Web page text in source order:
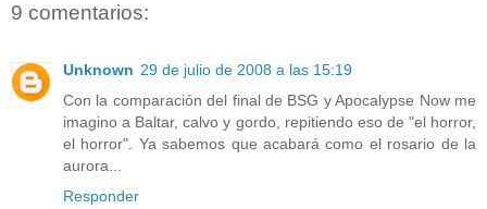
9 comentarios:
Unknown 29 de julio de 2008 a las 15:19
Con la comparación del final de BSG y Apocalypse Now me
imagino a Baltar, calvo y gordo, repitiendo eso de "el horror,
el horror". Ya sabemos que acabará como el rosario de la
aurora...
Responder